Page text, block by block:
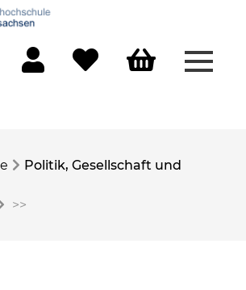
Politik, Gesellschaft und
>>